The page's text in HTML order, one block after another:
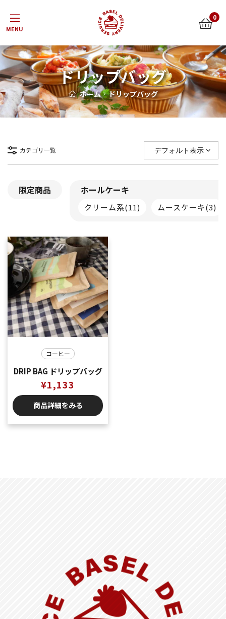
0
Menu
ドリップバッグ
ホーム ドリップバッグ
カテゴリ一覧
限定商品 ホールケーキ
クリーム系(11) ムースケーキ(3)
コーヒー
DRIP BAG ドリップバッグ
¥1,133
商品詳細をみる